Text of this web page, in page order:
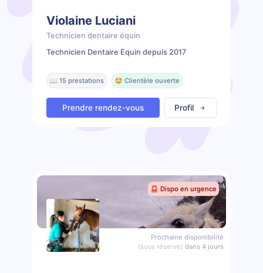
Violaine Luciani
Technicien dentaire équin
Technicien Dentaire Équin depuis 2017
📖 15 prestations 🤩 Clientèle ouverte
Prendre rendez-vous Profil
🚨 Dispo en urgence
Prochaine disponibilité
(sous réserve) dans 4 jours